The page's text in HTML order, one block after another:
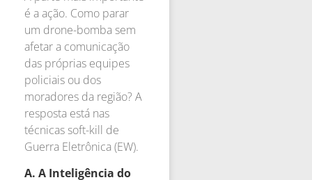
é a ação. Como parar
um drone-bomba sem
afetar a comunicação
das próprias equipes
policiais ou dos
moradores da região? A
resposta está nas
técnicas soft-kill de
Guerra Eletrônica (EW).
A. A Inteligência do